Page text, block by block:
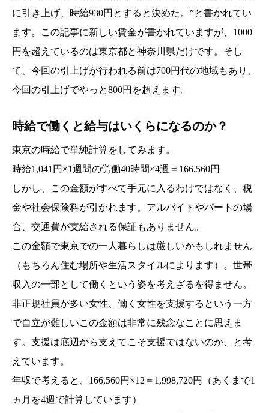
に引き上げ、時給930円とすると決めた。”と書かれてい
ます。この記事に新しい賃金が書かれていますが、1000
円を超えているのは東京都と神奈川県だけです。そし
て、今回の引上げが行われる前は700円代の地域もあり、
今回の引上げでやっと800円を超えます。
時給で働くと給与はいくらになるのか？
東京の時給で単純計算をしてみます。
時給1,041円×1週間の労働40時間×4週＝166,560円
しかし、この金額がすべて手元に入るわけではなく、税
金や社会保険料が引かれます。アルバイトやパートの場
合、交通費が支給される保証もありません。
この金額で東京での一人暮らしは厳しいかもしれません
（もちろん住む場所や生活スタイルによります）。世帯
収入の一部として働くという姿を考えざるを得ません。
非正規社員が多い女性、働く女性を支援するという一方
で自立が難しいこの金額は非常に残念なことに思えま
す。支援は底辺から支えてこそ支援ではないのか、と考
えています。
年収で考えると、166,560円×12＝1,998,720円（あくまで1
ヵ月を4週で計算しています）